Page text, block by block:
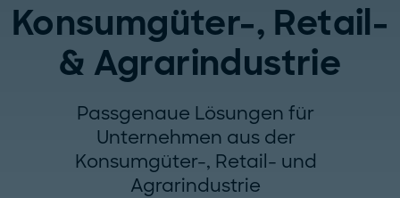
Konsumgüter-, Retail-
& Agrarindustrie
Passgenaue Lösungen für
Unternehmen aus der
Konsumgüter-, Retail- und
Agrarindustrie